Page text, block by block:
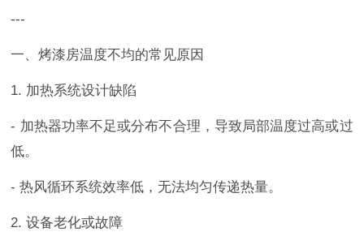
---
一、烤漆房温度不均的常见原因
1. 加热系统设计缺陷
- 加热器功率不足或分布不合理，导致局部温度过高或过
低。
- 热风循环系统效率低，无法均匀传递热量。
2. 设备老化或故障